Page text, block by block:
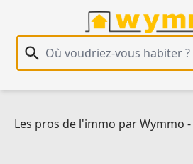
Recherche immobilière
Les pros de l'immo par Wymmo -